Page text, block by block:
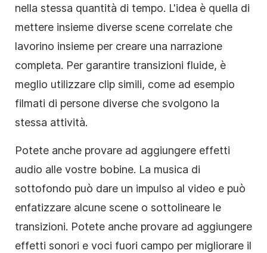
nella stessa quantità di tempo. L'idea è quella di
mettere insieme diverse scene correlate che
lavorino insieme per creare una narrazione
completa. Per garantire transizioni fluide, è
meglio utilizzare clip simili, come ad esempio
filmati di persone diverse che svolgono la
stessa attività.
Potete anche provare ad aggiungere effetti
audio alle vostre bobine. La musica di
sottofondo può dare un impulso al video e può
enfatizzare alcune scene o sottolineare le
transizioni. Potete anche provare ad aggiungere
effetti sonori e voci fuori campo per migliorare il